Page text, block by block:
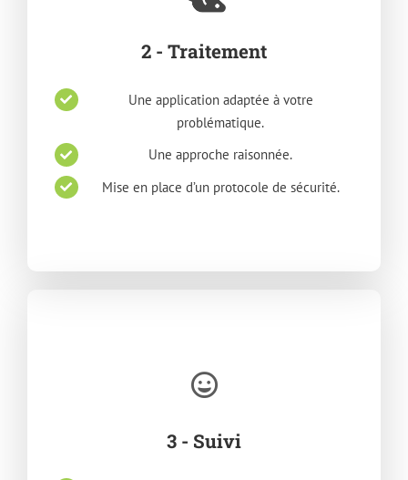
2 - Traitement
Une application adaptée à votre
problématique.
Une approche raisonnée.
Mise en place d’un protocole de sécurité.
3 - Suivi